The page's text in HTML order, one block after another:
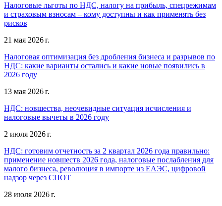
Налоговые льготы по НДС, налогу на прибыль, спецрежимам
и страховым взносам – кому доступны и как применять без
рисков
21 мая 2026 г.
Налоговая оптимизация без дробления бизнеса и разрывов по
НДС: какие варианты остались и какие новые появились в
2026 году
13 мая 2026 г.
НДС: новшества, неочевидные ситуация исчисления и
налоговые вычеты в 2026 году
2 июля 2026 г.
НДС: готовим отчетность за 2 квартал 2026 года правильно:
применение новшеств 2026 года, налоговые послабления для
малого бизнеса, революция в импорте из ЕАЭС, цифровой
надзор через СПОТ
28 июля 2026 г.